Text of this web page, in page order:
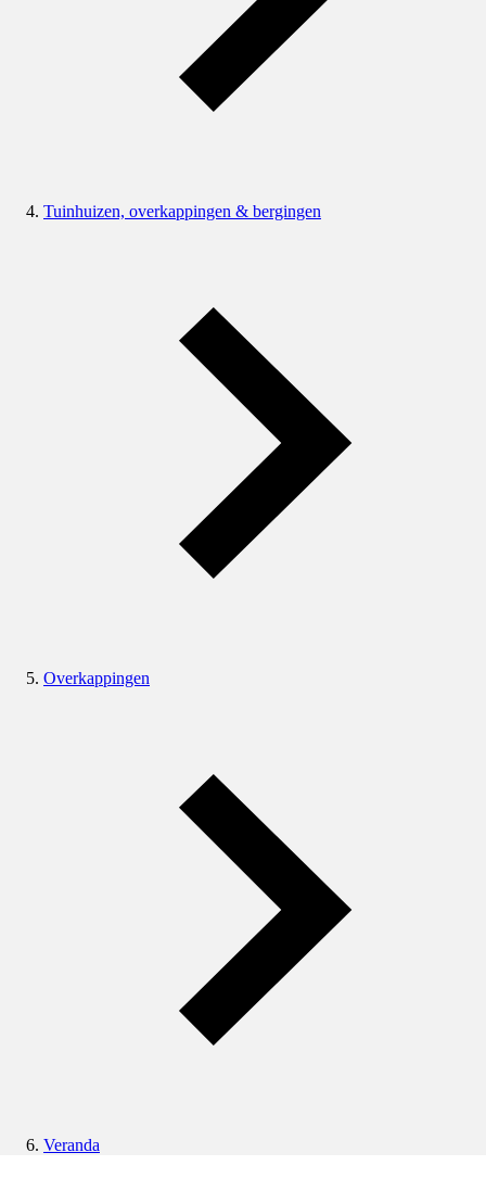
Tuinhuizen, overkappingen & bergingen
Overkappingen
Veranda